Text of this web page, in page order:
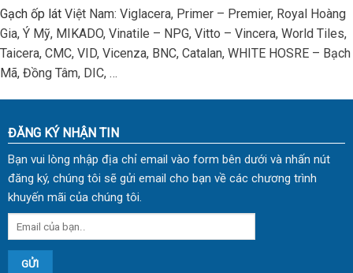
Gạch ốp lát Việt Nam: Viglacera, Primer – Premier, Royal Hoàng
Gia, Ý Mỹ, MIKADO, Vinatile – NPG, Vitto – Vincera, World Tiles,
Taicera, CMC, VID, Vicenza, BNC, Catalan, WHITE HOSRE – Bạch
Mã, Đồng Tâm, DIC, …
ĐĂNG KÝ NHẬN TIN
Bạn vui lòng nhập địa chỉ email vào form bên dưới và nhấn nút
đăng ký, chúng tôi sẽ gửi email cho bạn về các chương trình
khuyến mãi của chúng tôi.